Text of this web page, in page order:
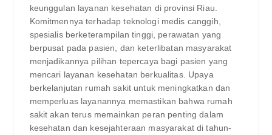
keunggulan layanan kesehatan di provinsi Riau.
Komitmennya terhadap teknologi medis canggih,
spesialis berketerampilan tinggi, perawatan yang
berpusat pada pasien, dan keterlibatan masyarakat
menjadikannya pilihan tepercaya bagi pasien yang
mencari layanan kesehatan berkualitas. Upaya
berkelanjutan rumah sakit untuk meningkatkan dan
memperluas layanannya memastikan bahwa rumah
sakit akan terus memainkan peran penting dalam
kesehatan dan kesejahteraan masyarakat di tahun-